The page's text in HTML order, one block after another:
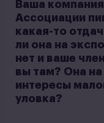
Ваша
Ассоциации
какая-то
ли она на
нет и ваше
вы там? Она
интересы
уловка?